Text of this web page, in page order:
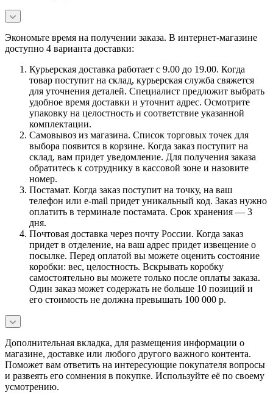
Экономьте время на получении заказа. В интернет-магазине
доступно 4 варианта доставки:
Курьерская доставка работает с 9.00 до 19.00. Когда
товар поступит на склад, курьерская служба свяжется
для уточнения деталей. Специалист предложит выбрать
удобное время доставки и уточнит адрес. Осмотрите
упаковку на целостность и соответствие указанной
комплектации.
Самовывоз из магазина. Список торговых точек для
выбора появится в корзине. Когда заказ поступит на
склад, вам придет уведомление. Для получения заказа
обратитесь к сотруднику в кассовой зоне и назовите
номер.
Постамат. Когда заказ поступит на точку, на ваш
телефон или e-mail придет уникальный код. Заказ нужно
оплатить в терминале постамата. Срок хранения — 3
дня.
Почтовая доставка через почту России. Когда заказ
придет в отделение, на ваш адрес придет извещение о
посылке. Перед оплатой вы можете оценить состояние
коробки: вес, целостность. Вскрывать коробку
самостоятельно вы можете только после оплаты заказа.
Один заказ может содержать не больше 10 позиций и
его стоимость не должна превышать 100 000 р.
Дополнительная вкладка, для размещения информации о
магазине, доставке или любого другого важного контента.
Поможет вам ответить на интересующие покупателя вопросы
и развеять его сомнения в покупке. Используйте её по своему
усмотрению.